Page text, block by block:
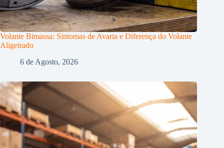
Volante Bimassa: Sintomas de Avaria e Diferença do Volante
Aligeirado
6 de Agosto, 2026